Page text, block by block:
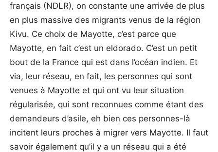
français (NDLR), on constante une arrivée de plus
en plus massive des migrants venus de la région
Kivu. Ce choix de Mayotte, c’est parce que
Mayotte, en fait c’est un eldorado. C’est un petit
bout de la France qui est dans l’océan indien. Et
via, leur réseau, en fait, les personnes qui sont
venues à Mayotte et qui ont vu leur situation
régularisée, qui sont reconnues comme étant des
demandeurs d’asile, eh bien ces personnes-là
incitent leurs proches à migrer vers Mayotte. Il faut
savoir également qu’il y a un réseau qui a été